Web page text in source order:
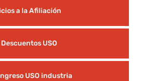
a la Afiliación
USO
USO industria